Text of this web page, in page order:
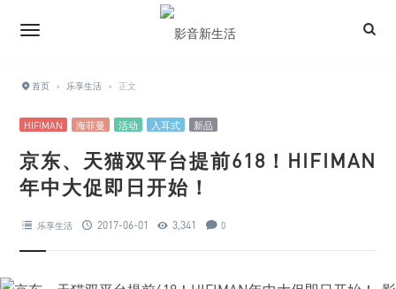
首页 › 乐享生活 › 正文
HIFIMAN 海菲曼 活动 入耳式 新品
京东、天猫双平台提前618！HIFIMAN
年中大促即日开始！
乐享生活 2017-06-01 3,341 0